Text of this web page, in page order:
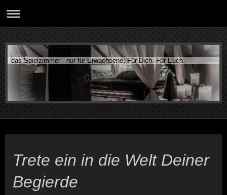
das Spielzimmer - nur für Erwachsene. Für Dich. Für Euch.
Trete ein in die Welt Deiner
Begierde